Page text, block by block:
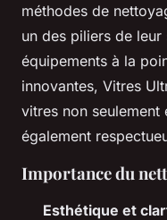
méthodes de
un des piliers de
équipements à la
innovantes, Vitres
vitres non
également
Importance du
Esthétique et